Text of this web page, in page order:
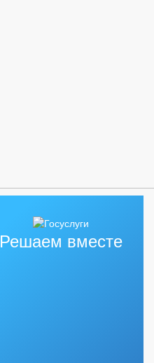
Решаем вместе